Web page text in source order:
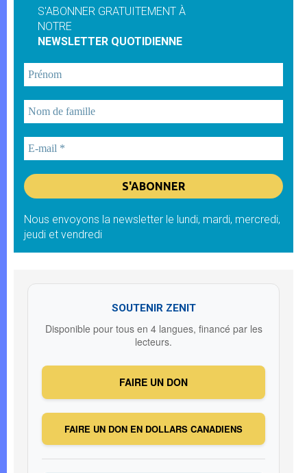
S'ABONNER GRATUITEMENT À
NOTRE
NEWSLETTER QUOTIDIENNE
Nous envoyons la newsletter le lundi, mardi, mercredi,
jeudi et vendredi
SOUTENIR ZENIT
Disponible pour tous en 4 langues, financé par les
lecteurs.
FAIRE UN DON
FAIRE UN DON EN DOLLARS CANADIENS